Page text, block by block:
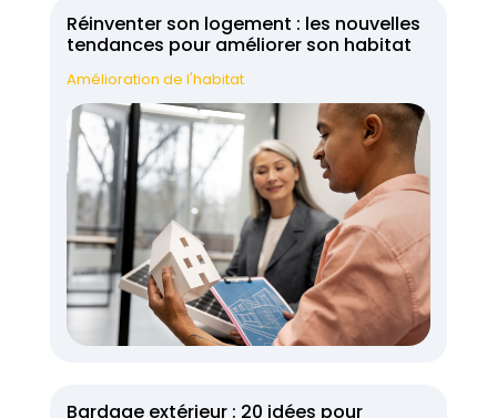
Réinventer son logement : les nouvelles
tendances pour améliorer son habitat
Amélioration de l'habitat
Bardage extérieur : 20 idées pour